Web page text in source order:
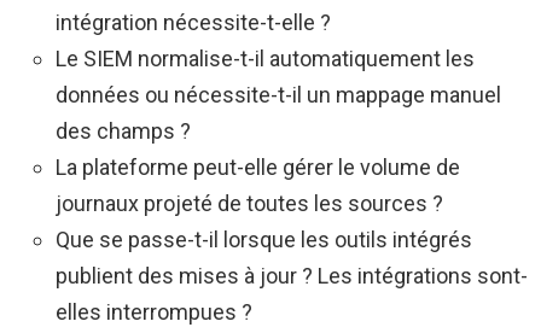
intégration nécessite-t-elle ?
Le SIEM normalise-t-il automatiquement les
données ou nécessite-t-il un mappage manuel
des champs ?
La plateforme peut-elle gérer le volume de
journaux projeté de toutes les sources ?
Que se passe-t-il lorsque les outils intégrés
publient des mises à jour ? Les intégrations sont-
elles interrompues ?